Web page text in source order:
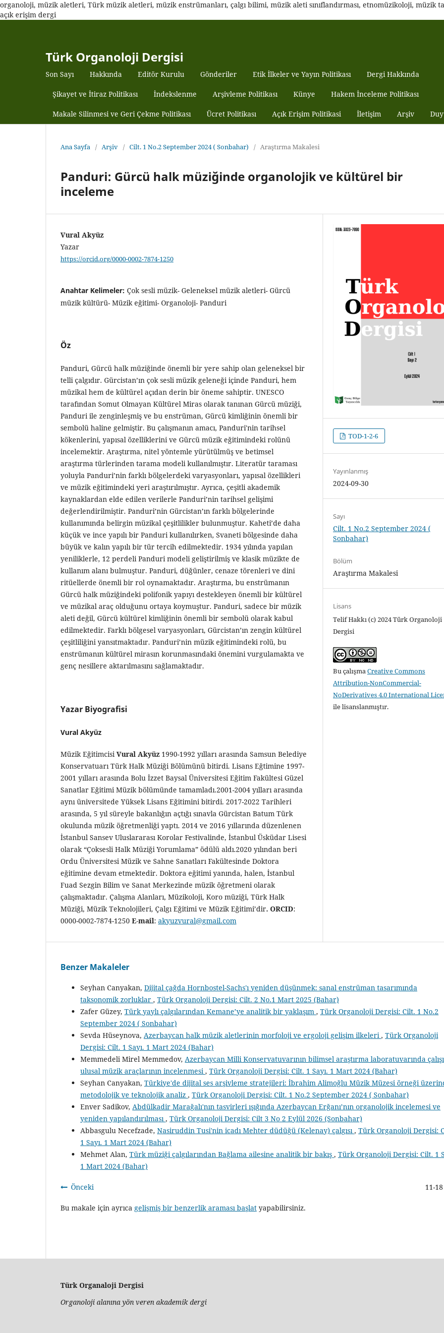
organoloji, müzik aletleri, Türk müzik aletleri, müzik enstrümanları, çalgı bilimi, müzik aleti sınıflandırması, etnomüzikoloji, müzik
açık erişim dergi
Türk Organoloji Dergisi
Son Sayı Hakkında Editör Kurulu Gönderiler Etik İlkeler ve Yayın Politikası Dergi Hakkında
Şikayet ve İtiraz Politikası İndekslenme Arşivleme Politikası Künye Hakem İnceleme Politikası
Makale Silinmesi ve Geri Çekme Politikası Ücret Politikası Açık Erişim Politikasi İletişim Arşiv
Ana Sayfa / Arşiv / Cilt. 1 No.2 September 2024 ( Sonbahar) / Araştırma Makalesi
Panduri: Gürcü halk müziğinde organolojik ve kültürel bir
inceleme
Vural Akyüz
Yazar
https://orcid.org/0000-0002-7874-1250
Anahtar Kelimeler: Çok sesli müzik- Geleneksel müzik aletleri- Gürcü
müzik kültürü- Müzik eğitimi- Organoloji- Panduri
Öz
Panduri, Gürcü halk müziğinde önemli bir yere sahip olan geleneksel bir
telli çalgıdır. Gürcistan’ın çok sesli müzik geleneği içinde Panduri, hem
müzikal hem de kültürel açıdan derin bir öneme sahiptir. UNESCO
tarafından Somut Olmayan Kültürel Miras olarak tanınan Gürcü müziği,
Panduri ile zenginleşmiş ve bu enstrüman, Gürcü kimliğinin önemli bir
sembolü haline gelmiştir. Bu çalışmanın amacı, Panduri'nin tarihsel
kökenlerini, yapısal özelliklerini ve Gürcü müzik eğitimindeki rolünü
incelemektir. Araştırma, nitel yöntemle yürütülmüş ve betimsel
araştırma türlerinden tarama modeli kullanılmıştır. Literatür taraması
yoluyla Panduri’nin farklı bölgelerdeki varyasyonları, yapısal özellikleri
ve müzik eğitimindeki yeri araştırılmıştır. Ayrıca, çeşitli akademik
kaynaklardan elde edilen verilerle Panduri’nin tarihsel gelişimi
değerlendirilmiştir. Panduri’nin Gürcistan’ın farklı bölgelerinde
kullanımında belirgin müzikal çeşitlilikler bulunmuştur. Kaheti’de daha
küçük ve ince yapılı bir Panduri kullanılırken, Svaneti bölgesinde daha
büyük ve kalın yapılı bir tür tercih edilmektedir. 1934 yılında yapılan
yeniliklerle, 12 perdeli Panduri modeli geliştirilmiş ve klasik müzikte de
kullanım alanı bulmuştur. Panduri, düğünler, cenaze törenleri ve dini
ritüellerde önemli bir rol oynamaktadır. Araştırma, bu enstrümanın
Gürcü halk müziğindeki polifonik yapıyı destekleyen önemli bir kültürel
ve müzikal araç olduğunu ortaya koymuştur. Panduri, sadece bir müzik
aleti değil, Gürcü kültürel kimliğinin önemli bir sembolü olarak kabul
edilmektedir. Farklı bölgesel varyasyonları, Gürcistan’ın zengin kültürel
çeşitliliğini yansıtmaktadır. Panduri’nin müzik eğitimindeki rolü, bu
enstrümanın kültürel mirasın korunmasındaki önemini vurgulamakta ve
genç nesillere aktarılmasını sağlamaktadır.
Yazar Biyografisi
Vural Akyüz
Müzik EğitimcisiVural Akyüz 1990-1992 yılları arasında Samsun Belediye
Konservatuarı Türk Halk Müziği Bölümünü bitirdi. Lisans Eğtimine 1997-
2001 yılları arasında Bolu İzzet Baysal Üniversitesi Eğitim Fakültesi Güzel
Sanatlar Eğitimi Müzik bölümünde tamamladı.2001-2004 yılları arasında
aynı üniversitede Yüksek Lisans Eğitimini bitirdi. 2017-2022 Tarihleri
arasında, 5 yıl süreyle bakanlığın açtığı sınavla Gürcistan Batum Türk
okulunda müzik öğretmenliği yaptı. 2014 ve 2016 yıllarında düzenlenen
İstanbul Sansev Uluslararası Korolar Festivalinde, İstanbul Üsküdar Lisesi
olarak “Çoksesli Halk Müziği Yorumlama” ödülü aldı.2020 yılından beri
Ordu Üniversitesi Müzik ve Sahne Sanatları Fakültesinde Doktora
eğitimine devam etmektedir. Doktora eğitimi yanında, halen, İstanbul
Fuad Sezgin Bilim ve Sanat Merkezinde müzik öğretmeni olarak
çalışmaktadır. Çalışma Alanları, Müzikoloji, Koro müziği, Türk Halk
Müziği, Müzik Teknolojileri, Çalgı Eğitimi ve Müzik Eğitimi’dir. ORCID:
0000-0002-7874-1250 E-mail: akyuzvural@gmail.com
TOD-1-2-6
Yayınlanmış
2024-09-30
Sayı
Cilt. 1 No.2 September 2024 (
Sonbahar)
Bölüm
Araştırma Makalesi
Lisans
Telif Hakkı (c) 2024 Türk Organoloji
Dergisi
Bu çalışmaCreative Commons
Attribution-NonCommercial-
NoDerivatives 4.0 International
ile lisanslanmıştır.
Benzer Makaleler
Seyhan Canyakan, Dijital çağda Hornbostel-Sachs'ı yeniden düşünmek: sanal enstrüman tasarımında
taksonomik zorluklar , Türk Organoloji Dergisi: Cilt. 2 No.1 Mart 2025 (Bahar)
Zafer Güzey, Türk yaylı çalgılarından Kemane’ye analitik bir yaklaşım , Türk Organoloji Dergisi: Cilt. 1 No.2
September 2024 ( Sonbahar)
Sevda Hüseynova, Azerbaycan halk müzik aletlerinin morfoloji ve ergoloji gelişim ilkeleri, Türk Organoloji
Dergisi: Cilt. 1 Sayı. 1 Mart 2024 (Bahar)
Memmedeli Mirel Memmedov, Azerbaycan Milli Konservatuvarının bilimsel araştırma laboratuvarında
ulusal müzik araçlarının incelenmesi, Türk Organoloji Dergisi: Cilt. 1 Sayı. 1 Mart 2024 (Bahar)
Seyhan Canyakan, Türkiye'de dijital ses arşivleme stratejileri: İbrahim Alimoğlu Müzik Müzesi örneği
metodolojik ve teknolojik analiz , Türk Organoloji Dergisi: Cilt. 1 No.2 September 2024 ( Sonbahar)
Enver Sadikov, Abdülkadir Marağalı'nın tasvirleri ışığında Azerbaycan Erğanı’nın organolojik incelemesi ve
yeniden yapılandırılması, Türk Organoloji Dergisi: Cilt 3 No 2 Eylül 2026 (Sonbahar)
Abbasgulu Necefzade, Nasiruddin Tusi'nin icadı Mehter düdüğü (Kelenay) çalgısı, Türk Organoloji Dergisi:
1 Sayı. 1 Mart 2024 (Bahar)
Mehmet Alan, Türk müziği çalgılarından Bağlama ailesine analitik bir bakış , Türk Organoloji Dergisi: Cilt. 1
1 Mart 2024 (Bahar)
Önceki 11-
Bu makale için ayrıca gelişmiş bir benzerlik araması başlat yapabilirsiniz.
Türk Organaloji Dergisi
Organoloji alanına yön veren akademik dergi